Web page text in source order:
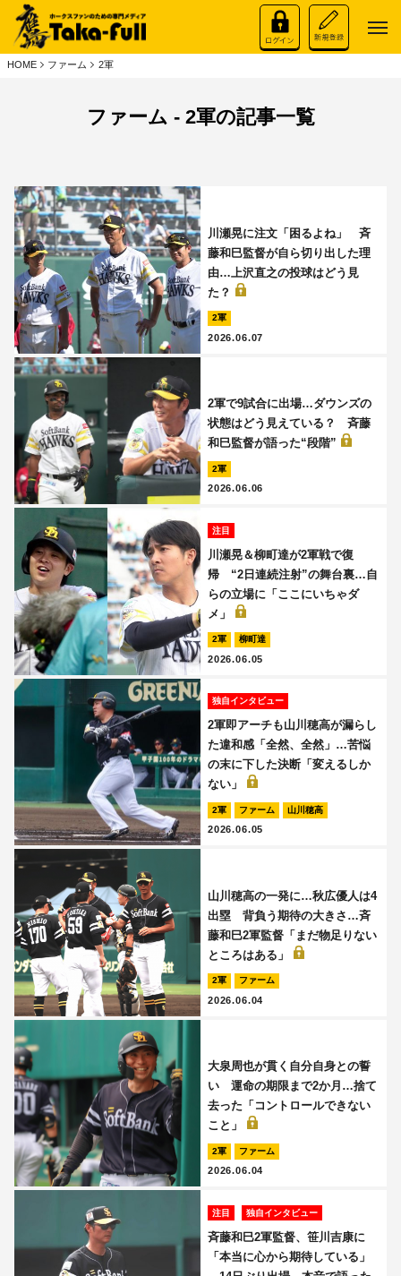
HOME ファーム 2軍
ファーム - 2軍の記事一覧
川瀬晃に注文「困るよね」 斉
藤和巳監督が自ら切り出した理
由…上沢直之の投球はどう見
た？
2軍
2026.06.07
2軍で9試合に出場…ダウンズの
状態はどう見えている？ 斉藤
和巳監督が語った“段階”
2軍
2026.06.06
注目
川瀬晃＆柳町達が2軍戦で復
帰 “2日連続注射”の舞台裏…自
らの立場に「ここにいちゃダ
メ」
2軍 柳町達
2026.06.05
独自インタビュー
2軍即アーチも山川穂高が漏らし
た違和感「全然、全然」…苦悩
の末に下した決断「変えるしか
ない」
2軍 ファーム 山川穂高
2026.06.05
山川穂高の一発に…秋広優人は4
出塁 背負う期待の大きさ…斉
藤和巳2軍監督「まだ物足りない
ところはある」
2軍 ファーム
2026.06.04
大泉周也が貫く自分自身との誓
い 運命の期限まで2か月…捨て
去った「コントロールできない
こと」
2軍 ファーム
2026.06.04
注目 独自インタビュー
斉藤和巳2軍監督、笹川吉康に
「本当に心から期待している」